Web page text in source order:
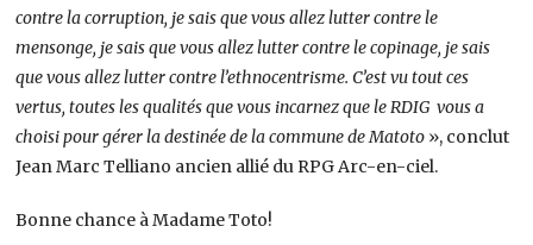
contre la corruption, je sais que vous allez lutter contre le
mensonge, je sais que vous allez lutter contre le copinage, je sais
que vous allez lutter contre l’ethnocentrisme. C’est vu tout ces
vertus, toutes les qualités que vous incarnez que le RDIG vous a
choisi pour gérer la destinée de la commune de Matoto », conclut
Jean Marc Telliano ancien allié du RPG Arc-en-ciel.
Bonne chance à Madame Toto!